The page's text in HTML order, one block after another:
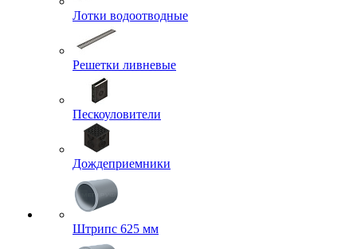
Лотки водоотводные
Решетки ливневые
Пескоуловители
Дождеприемники
Штрипс 625 мм